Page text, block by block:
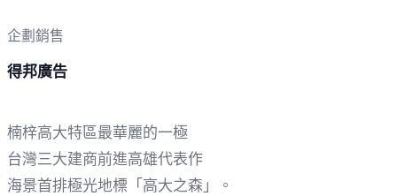
企劃銷售
得邦廣告
楠梓高大特區最華麗的一極
台灣三大建商前進高雄代表作
海景首排極光地標「高大之森」。